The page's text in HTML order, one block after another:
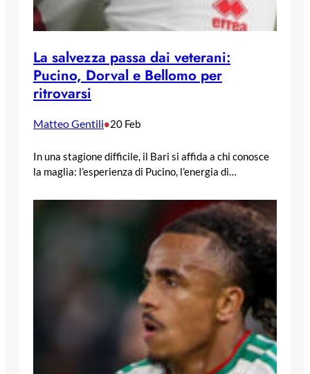
La salvezza passa dai veterani:
Pucino, Dorval e Bellomo per
ritrovarsi
Matteo Gentili•20 Feb
In una stagione difficile, il Bari si affida a chi conosce
la maglia: l’esperienza di Pucino, l’energia di…